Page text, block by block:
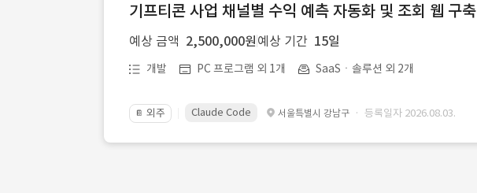
기프티콘 사업 채널별 수익 예측 자동화 및 조회 웹 구축
예상 금액 2,500,000원 예상 기간 15일
개발 PC 프로그램 외 1개 SaaSㆍ솔루션 외 2개
📔 외주 Claude Code 서울특별시 강남구 · 등록일자 2026.08.03.